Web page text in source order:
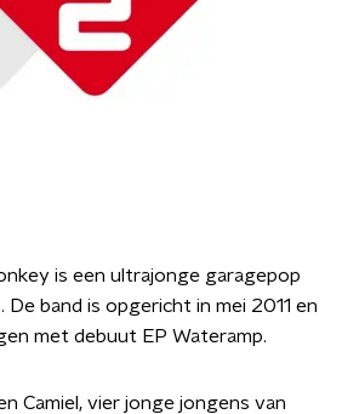
is een ultrajonge garagepop
De band is opgericht in mei 2011 en
met debuut EP Wateramp.
Camiel, vier jonge jongens van